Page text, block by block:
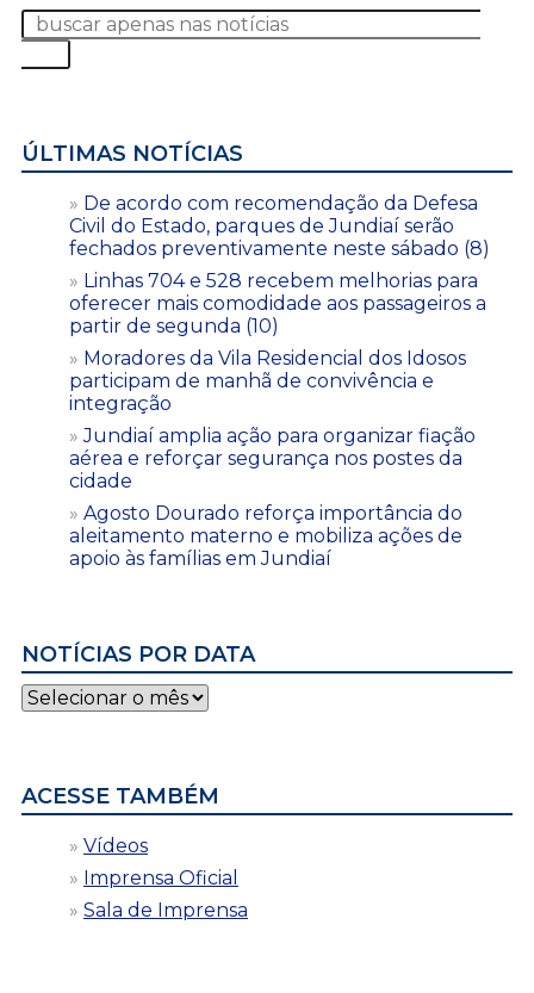
ÚLTIMAS NOTÍCIAS
De acordo com recomendação da Defesa
Civil do Estado, parques de Jundiaí serão
fechados preventivamente neste sábado (8)
Linhas 704 e 528 recebem melhorias para
oferecer mais comodidade aos passageiros a
partir de segunda (10)
Moradores da Vila Residencial dos Idosos
participam de manhã de convivência e
integração
Jundiaí amplia ação para organizar fiação
aérea e reforçar segurança nos postes da
cidade
Agosto Dourado reforça importância do
aleitamento materno e mobiliza ações de
apoio às famílias em Jundiaí
NOTÍCIAS POR DATA
Notícias
por
ACESSE TAMBÉM
Vídeos
Imprensa Oficial
Sala de Imprensa